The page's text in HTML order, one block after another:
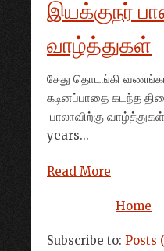
இயக்குநர்
வாழ்த்துகள்
சேது தொடங்கி
கடினப்பாதை கடந்த
பாலாவிற்கு
years...
Read More
Home
Subscribe to: Posts